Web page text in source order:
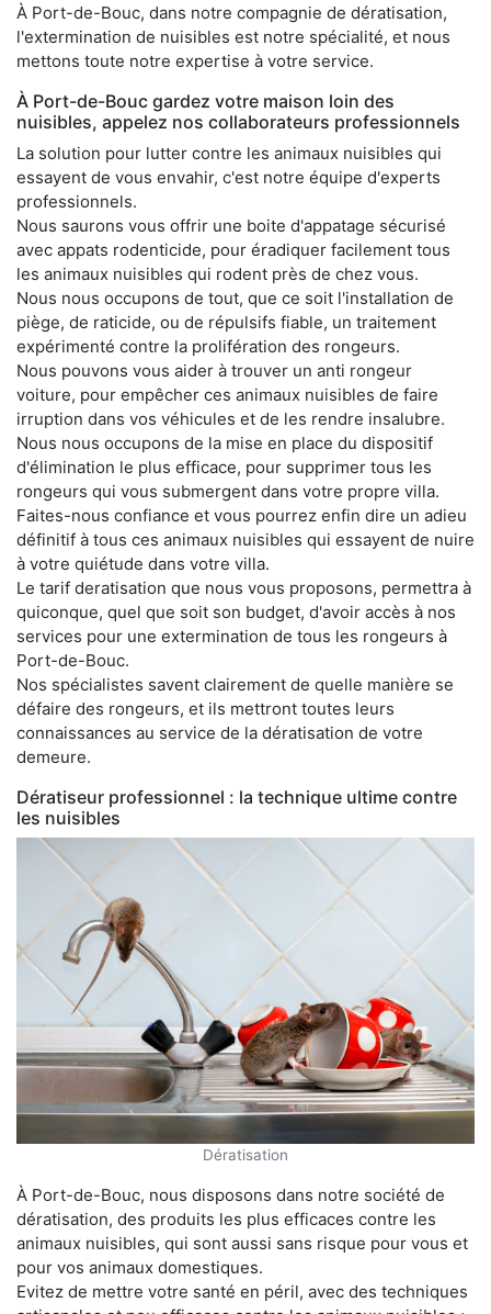
À Port-de-Bouc, dans notre compagnie de dératisation,
l'extermination de nuisibles est notre spécialité, et nous
mettons toute notre expertise à votre service.
À Port-de-Bouc gardez votre maison loin des
nuisibles, appelez nos collaborateurs professionnels
La solution pour lutter contre les animaux nuisibles qui
essayent de vous envahir, c'est notre équipe d'experts
professionnels.
Nous saurons vous offrir une boite d'appatage sécurisé
avec appats rodenticide, pour éradiquer facilement tous
les animaux nuisibles qui rodent près de chez vous.
Nous nous occupons de tout, que ce soit l'installation de
piège, de raticide, ou de répulsifs fiable, un traitement
expérimenté contre la prolifération des rongeurs.
Nous pouvons vous aider à trouver un anti rongeur
voiture, pour empêcher ces animaux nuisibles de faire
irruption dans vos véhicules et de les rendre insalubre.
Nous nous occupons de la mise en place du dispositif
d'élimination le plus efficace, pour supprimer tous les
rongeurs qui vous submergent dans votre propre villa.
Faites-nous confiance et vous pourrez enfin dire un adieu
définitif à tous ces animaux nuisibles qui essayent de nuire
à votre quiétude dans votre villa.
Le tarif deratisation que nous vous proposons, permettra à
quiconque, quel que soit son budget, d'avoir accès à nos
services pour une extermination de tous les rongeurs à
Port-de-Bouc.
Nos spécialistes savent clairement de quelle manière se
défaire des rongeurs, et ils mettront toutes leurs
connaissances au service de la dératisation de votre
demeure.
Dératiseur professionnel : la technique ultime contre
les nuisibles
Dératisation
À Port-de-Bouc, nous disposons dans notre société de
dératisation, des produits les plus efficaces contre les
animaux nuisibles, qui sont aussi sans risque pour vous et
pour vos animaux domestiques.
Evitez de mettre votre santé en péril, avec des techniques